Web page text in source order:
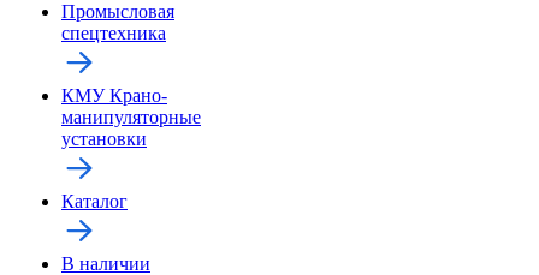
Промысловая
спецтехника
КМУ Крано-
манипуляторные
установки
Каталог
В наличии